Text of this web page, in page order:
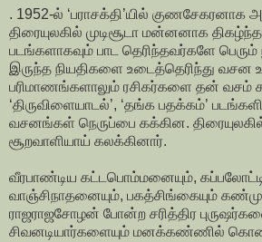
. 1952-ல் ‘பராசக்தி’யில் குணசேகரனாக
திரையுலகில் முடிசூடா மன்னனாக
படங்களாகவும் பாட தெரிந்தவர்களே பெரும்
இருந்த நியதிகளை உடைத்தெரிந்து வசன
பரிமாணங்களாலும் ரசிகர்களை தன் வசம்
‘திருவிளையாடல்’, ‘தங்க பதக்கம்’
வசனங்கள் நெருப்பை கக்கின.
சூறவாளியாய் கலக்கினார்.
வீரபாண்டிய கட்டபொம்மனையும்,
வாஞ்சிநாதனையும், பகத்சிங்கையும்
ராஜராஜசோழன் போன்ற சரித்திர
சிவனடியார்களையும் மனக்கண்ணில்